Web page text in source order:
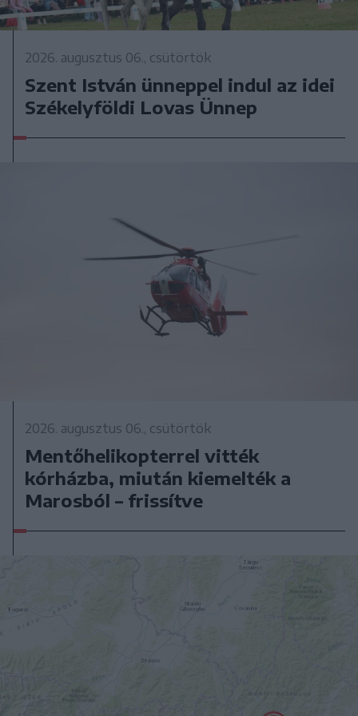
2026. augusztus 06., csütörtök
Szent István ünneppel indul az idei
Székelyföldi Lovas Ünnep
2026. augusztus 06., csütörtök
Mentőhelikopterrel vitték
kórházba, miután kiemelték a
Marosból – frissítve